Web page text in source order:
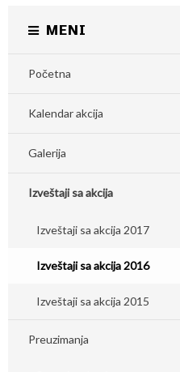
MENI
Početna
Kalendar akcija
Galerija
Izveštaji sa akcija
Izveštaji sa akcija 2017
Izveštaji sa akcija 2016
Izveštaji sa akcija 2015
Preuzimanja